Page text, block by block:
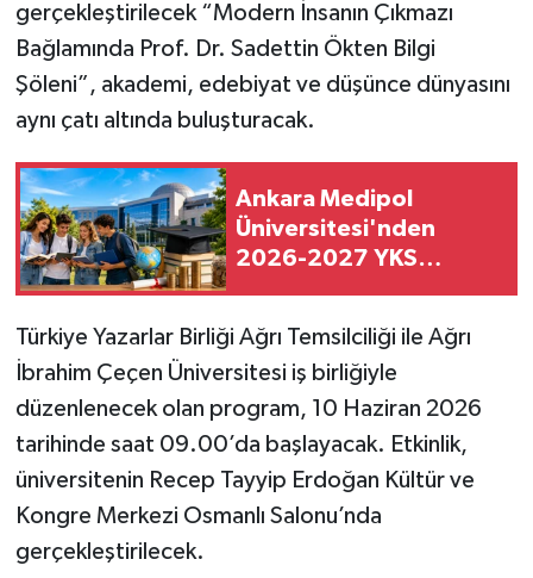
gerçekleştirilecek “Modern İnsanın Çıkmazı
Bağlamında Prof. Dr. Sadettin Ökten Bilgi
Şöleni”, akademi, edebiyat ve düşünce dünyasını
aynı çatı altında buluşturacak.
Ankara Medipol
Üniversitesi'nden
2026-2027 YKS
Türkiye Yazarlar Birliği Ağrı Temsilciliği ile Ağrı
İbrahim Çeçen Üniversitesi iş birliğiyle
düzenlenecek olan program, 10 Haziran 2026
tarihinde saat 09.00’da başlayacak. Etkinlik,
üniversitenin Recep Tayyip Erdoğan Kültür ve
Kongre Merkezi Osmanlı Salonu’nda
gerçekleştirilecek.